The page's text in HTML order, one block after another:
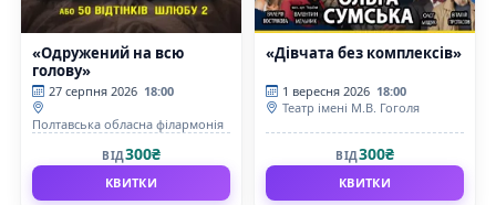
«Одружений на всю
голову»
27 серпня 2026 18:00
Полтавська обласна філармонія
ВІД300₴
КВИТКИ
«Дівчата без комплексів»
1 вересня 2026 18:00
Театр імені М.В. Гоголя
ВІД300₴
КВИТКИ